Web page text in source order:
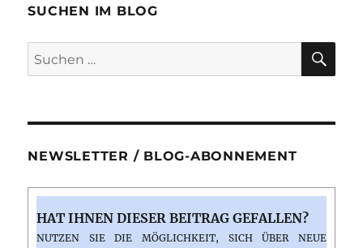
SUCHEN IM BLOG
Suchen
nach:
NEWSLETTER / BLOG-ABONNEMENT
HAT IHNEN DIESER BEITRAG GEFALLEN?
NUTZEN SIE DIE MÖGLICHKEIT, SICH ÜBER NEUE